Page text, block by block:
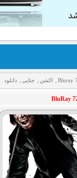
Bluray اکشن جنایی
دانلود
BluRay